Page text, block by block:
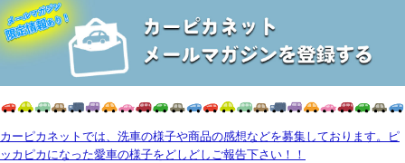
カーピカネットでは、洗車の様子や商品の感想などを募集しております。ピ
ッカピカになった愛車の様子をどしどしご報告下さい！！